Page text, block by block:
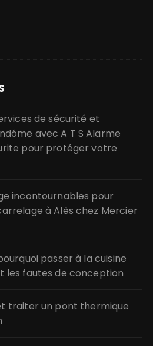
de sécurité et
avec A T S Alarme
pour protéger votre
incontournables pour
à Alès chez Mercier
passer à la cuisine
les fautes de conception
traiter un pont thermique